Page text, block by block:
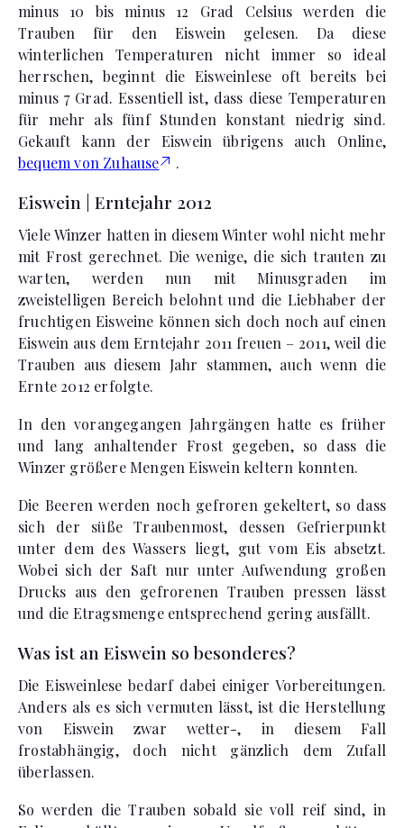
minus 10 bis minus 12 Grad Celsius werden die
Trauben für den Eiswein gelesen. Da diese
winterlichen Temperaturen nicht immer so ideal
herrschen, beginnt die Eisweinlese oft bereits bei
minus 7 Grad. Essentiell ist, dass diese Temperaturen
für mehr als fünf Stunden konstant niedrig sind.
Gekauft kann der Eiswein übrigens auch Online,
bequem von Zuhause
.
Eiswein | Erntejahr 2012
Viele Winzer hatten in diesem Winter wohl nicht mehr
mit Frost gerechnet. Die wenige, die sich trauten zu
warten, werden nun mit Minusgraden im
zweistelligen Bereich belohnt und die Liebhaber der
fruchtigen Eisweine können sich doch noch auf einen
Eiswein aus dem Erntejahr 2011 freuen – 2011, weil die
Trauben aus diesem Jahr stammen, auch wenn die
Ernte 2012 erfolgte.
In den vorangegangen Jahrgängen hatte es früher
und lang anhaltender Frost gegeben, so dass die
Winzer größere Mengen Eiswein keltern konnten.
Die Beeren werden noch gefroren gekeltert, so dass
sich der süße Traubenmost, dessen Gefrierpunkt
unter dem des Wassers liegt, gut vom Eis absetzt.
Wobei sich der Saft nur unter Aufwendung großen
Drucks aus den gefrorenen Trauben pressen lässt
und die Etragsmenge entsprechend gering ausfällt.
Was ist an Eiswein so besonderes?
Die Eisweinlese bedarf dabei einiger Vorbereitungen.
Anders als es sich vermuten lässt, ist die Herstellung
von Eiswein zwar wetter-, in diesem Fall
frostabhängig, doch nicht gänzlich dem Zufall
überlassen.
So werden die Trauben sobald sie voll reif sind, in